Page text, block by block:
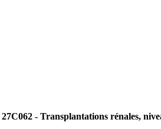
- Transplantations rénales,